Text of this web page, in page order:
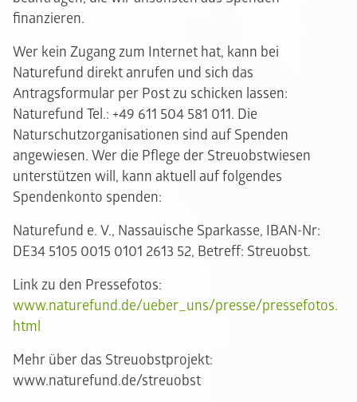
finanzieren.
Wer kein Zugang zum Internet hat, kann bei
Naturefund direkt anrufen und sich das
Antragsformular per Post zu schicken lassen:
Naturefund Tel.: +49 611 504 581 011. Die
Naturschutzorganisationen sind auf Spenden
angewiesen. Wer die Pflege der Streuobstwiesen
unterstützen will, kann aktuell auf folgendes
Spendenkonto spenden:
Naturefund e. V., Nassauische Sparkasse, IBAN-Nr:
DE34 5105 0015 0101 2613 52, Betreff: Streuobst.
Link zu den Pressefotos:
www.naturefund.de/ueber_uns/presse/pressefotos.
html
Mehr über das Streuobstprojekt:
www.naturefund.de/streuobst